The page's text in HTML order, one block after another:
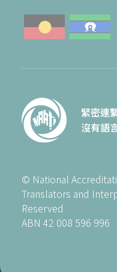
緊密連
沒有語
© National
Translators and
Reserved
ABN 42 008 596 996